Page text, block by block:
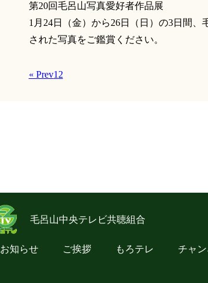
第20回毛呂山写真愛好者作品展
1月24日（金）から26日（日）の3日間
された写真をご鑑賞ください。
« Prev1 2
毛呂山中央テレビ共聴組合
お知らせ ご挨拶 もろテレ チャ